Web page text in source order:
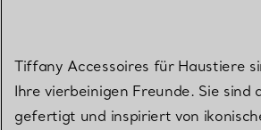
Tiffany Accessoires für Haustiere
Ihre vierbeinigen Freunde. Sie sind
gefertigt und inspiriert von